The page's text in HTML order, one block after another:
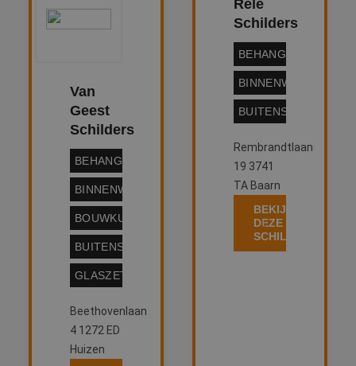
Van
Geest
Schilders
BEHANGWERK
BINNENWERK
BOUWKUNDIG
BUITENSCHILDERWERK
GLASZETTEN
Beethovenlaan
4 1272 ED
Huizen
Rele
Schilders
BEHANGWERK
BINNENWERK
Rembrandtlaan
19 3741
TA Baarn
BEKIJK
DEZE
SCHILDER